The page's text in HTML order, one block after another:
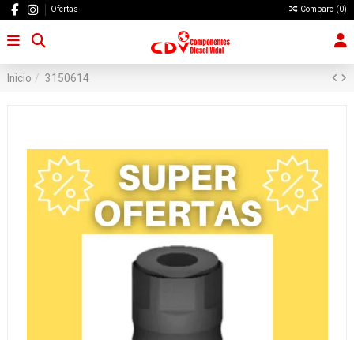
Ofertas Compare (0)
Inicio 3150614